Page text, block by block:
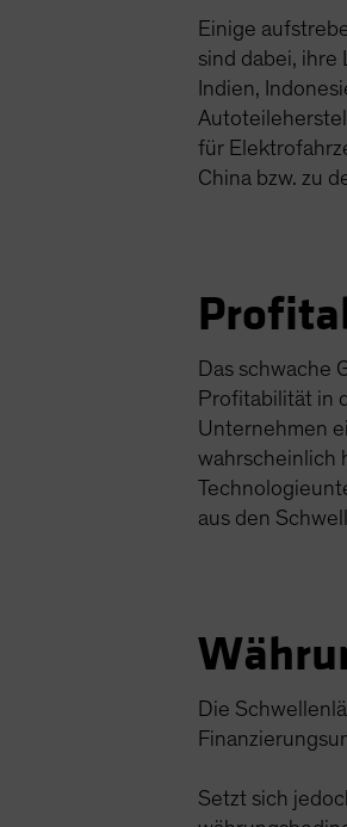
Einige
sind dabei, ihre
Indien,
für
China bzw. zu
Das schwache
Profitabilität in
Unternehmen
wahrscheinlich
aus den
Die
Setzt sich